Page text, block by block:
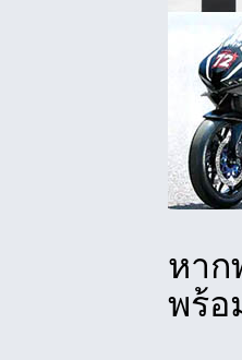
หาก
พร้อ